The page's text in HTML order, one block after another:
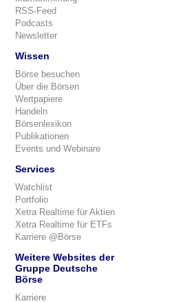
RSS-Feed
Podcasts
Newsletter
Wissen
Börse besuchen
Über die Börsen
Wertpapiere
Handeln
Börsenlexikon
Publikationen
Events und Webinare
Services
Watchlist
Portfolio
Xetra Realtime für Aktien
Xetra Realtime für ETFs
Karriere @Börse
Weitere Websites der
Gruppe Deutsche
Börse
Karriere